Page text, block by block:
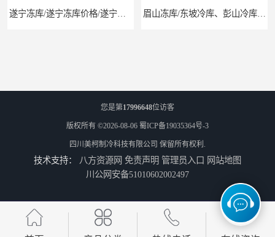
绵竹冷库安装、中江冷库安装、罗江冷库安装
您是第17996648位访客
版权所有 ©2026-08-06 蜀ICP备19035364号-3
四川美柯制冷科技有限公司 保留所有权利.
技术支持： 八方资源网 免责声明 管理员入口 网站地图
川公网安备51010602002497